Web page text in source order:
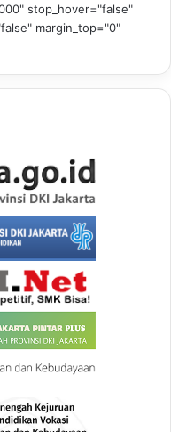
stop_hover="false"
margin_top="0"